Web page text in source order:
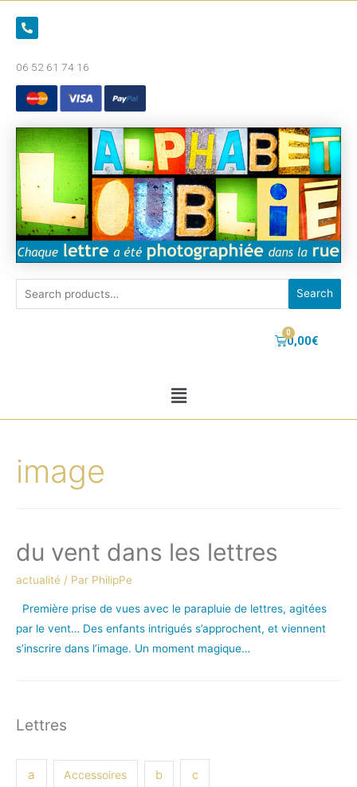
06 52 61 74 16
Search
0,00€
image
du vent dans les lettres
actualité / Par PhilipPe
Première prise de vues avec le parapluie de lettres, agitées
par le vent… Des enfants intrigués s’approchent, et viennent
s’inscrire dans l’image. Un moment magique…
Lettres
a Accessoires b c